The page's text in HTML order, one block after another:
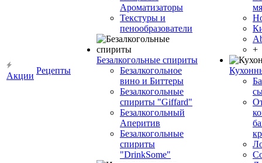
Акции
Рецепты
Ароматизаторы
Текстуры и
пенообразователи
Безалкогольные спириты
Безалкогольное
вино и Биттеры
Безалкогольные
спириты "Giffard"
Безалкогольный
Аперитив
Безалкогольные
спириты
"DrinkSome"
+